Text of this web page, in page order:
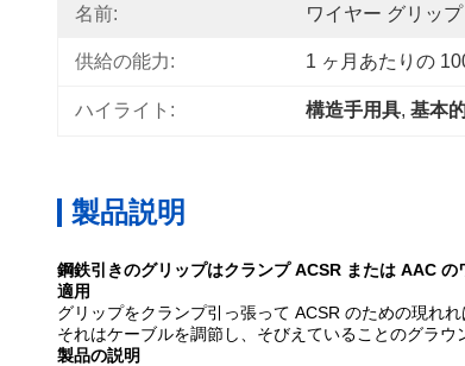
名前: ワイヤー グリッ
供給の能力: 1 ヶ月あたりの
ハイライト: 構造手用具, 基本
製品説明
鋼鉄引きのグリップはクランプ ACSR または AAC
適用
グリップをクランプ引っ張って ACSR のための現れ
それはケーブルを調節し、そびえていることのグラウ
製品の説明